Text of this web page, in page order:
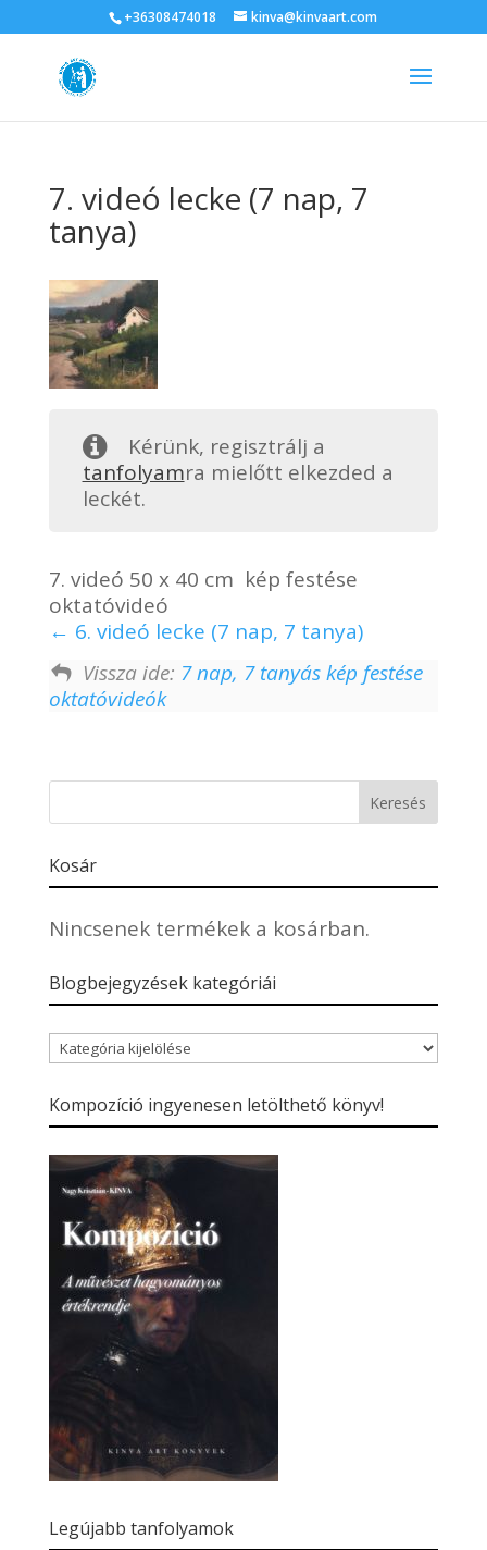
+36308474018 kinva@kinvaart.com
7. videó lecke (7 nap, 7
tanya)
Kérünk, regisztrálj a
tanfolyamra mielőtt elkezded a
leckét.
7. videó 50 x 40 cm kép festése
oktatóvideó
6. videó lecke (7 nap, 7 tanya)
Vissza ide: 7 nap, 7 tanyás kép festése
oktatóvideók
Kosár
Nincsenek termékek a kosárban.
Blogbejegyzések kategóriái
Blogbejegyzések
kategóriái
Kompozíció ingyenesen letölthető könyv!
Legújabb tanfolyamok